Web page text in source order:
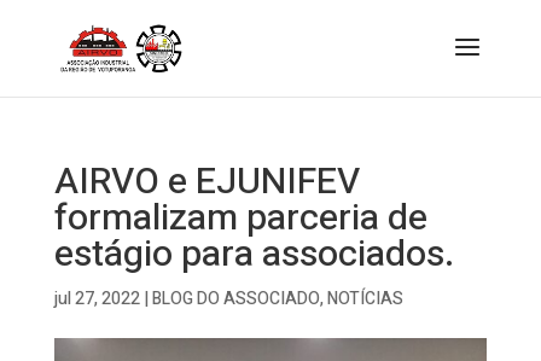
AIRVO e EJUNIFEV
formalizam parceria de
estágio para associados.
jul 27, 2022|BLOG DO ASSOCIADO,NOTÍCIAS